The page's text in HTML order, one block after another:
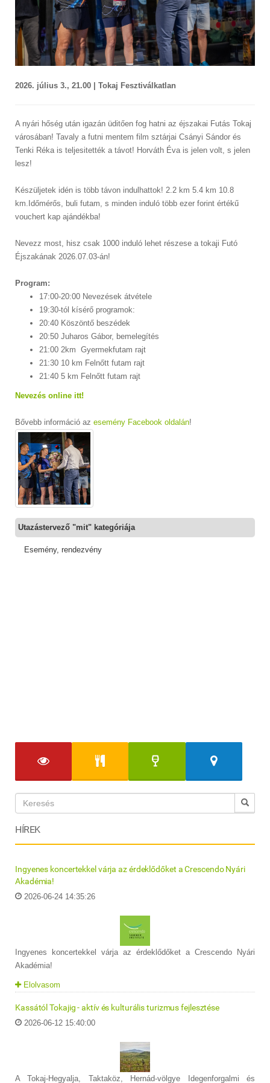
2026. július 3., 21.00 | Tokaj Fesztiválkatlan
A nyári hőség után igazán üditően fog hatni az éjszakai Futás Tokaj
városában! Tavaly a futni mentem film sztárjai Csányi Sándor és
Tenki Réka is teljesitették a távot! Horváth Éva is jelen volt, s jelen
lesz!
Készüljetek idén is több távon indulhattok! 2.2 km 5.4 km 10.8
km.Időmérős, buli futam, s minden induló több ezer forint értékű
vouchert kap ajándékba!
Nevezz most, hisz csak 1000 induló lehet részese a tokaji Futó
Éjszakának 2026.07.03-án!
Program:
17:00-20:00 Nevezések átvétele
19:30-tól kísérő programok:
20:40 Köszöntő beszédek
20:50 Juharos Gábor, bemelegítés
21:00 2km Gyermekfutam rajt
21:30 10 km Felnőtt futam rajt
21:40 5 km Felnőtt futam rajt
Nevezés online itt!
Bővebb információ az esemény Facebook oldalán!
Utazástervező "mit" kategóriája
Esemény, rendezvény
HÍREK
Ingyenes koncertekkel várja az érdeklődőket a Crescendo Nyári
Akadémia!
2026-06-24 14:35:26
Ingyenes koncertekkel várja az érdeklődőket a Crescendo Nyári
Akadémia!
Elolvasom
Kassától Tokajig - aktív és kulturális turizmus fejlesztése
2026-06-12 15:40:00
A Tokaj-Hegyalja, Taktaköz, Hernád-völgye Idegenforgalmi és